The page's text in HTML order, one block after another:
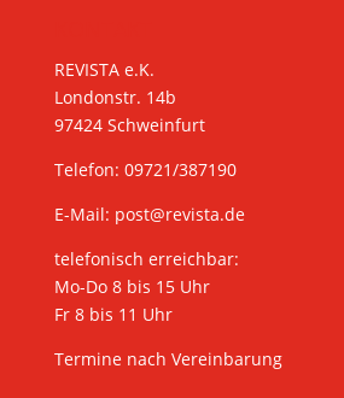
REVISTA e.K.
Londonstr. 14b
97424 Schweinfurt
Telefon: 09721/387190
E-Mail: post@revista.de
telefonisch erreichbar:
Mo-Do 8 bis 15 Uhr
Fr 8 bis 11 Uhr
Termine nach Vereinbarung